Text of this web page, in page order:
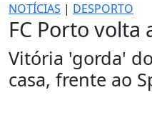
NOTÍCIAS | DESPORTO
FC Porto volta
Vitória 'gorda'
casa, frente ao